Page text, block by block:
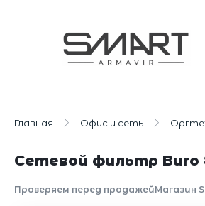
Главная Офис и сеть
Сетевой фильтр Buro
Проверяем перед продажейМагазин